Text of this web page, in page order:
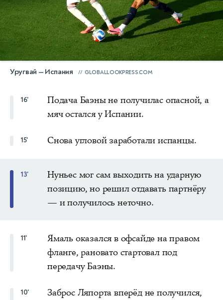
Уругвай — Испания GLOBALLOOKPRESS.COM
16'
Подача Баэны не получилас опасной, а
мяч остался у Испании.
15' Снова угловой заработали испанцы.
13'
Нуньес мог сам выходить на ударную
позицию, но решил отдавать партнёру
— и получилось неточно.
11'
Ямаль оказался в офсайде на правом
фланге, рановато стартовал под
передачу Баэны.
10'
Заброс Ляпорта вперёд не получился,